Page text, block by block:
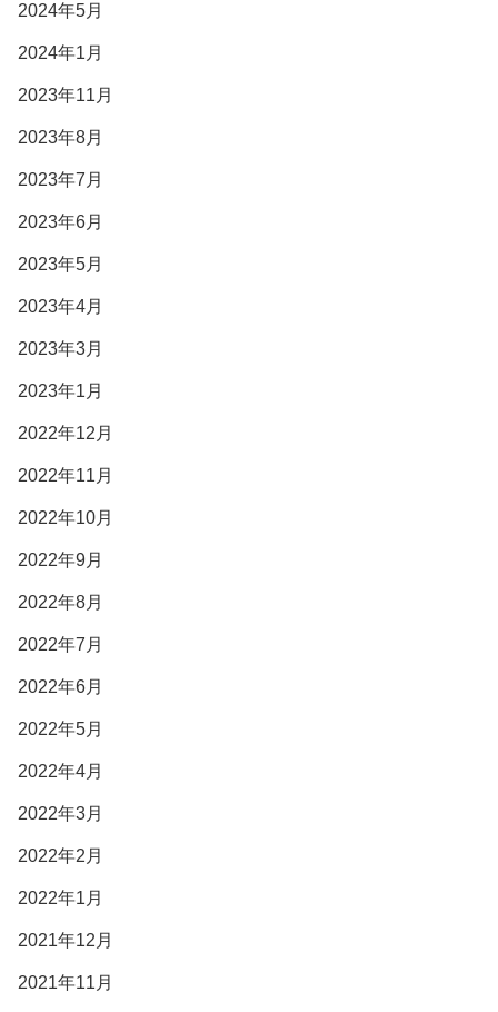
2024年5月
2024年1月
2023年11月
2023年8月
2023年7月
2023年6月
2023年5月
2023年4月
2023年3月
2023年1月
2022年12月
2022年11月
2022年10月
2022年9月
2022年8月
2022年7月
2022年6月
2022年5月
2022年4月
2022年3月
2022年2月
2022年1月
2021年12月
2021年11月